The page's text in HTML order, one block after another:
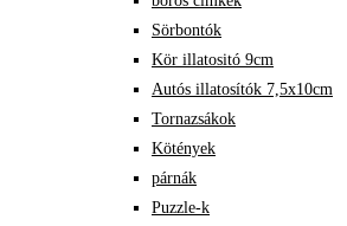
Sörbontók
Kör illatositó 9cm
Autós illatosítók 7,5x10cm
Tornazsákok
Kötények
párnák
Puzzle-k